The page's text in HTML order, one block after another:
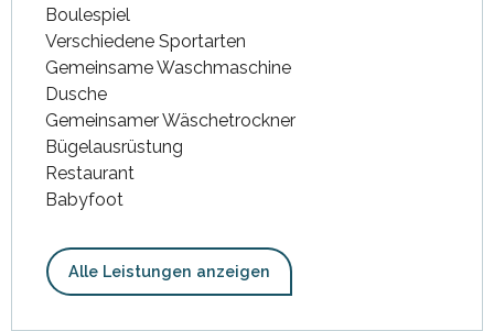
Boulespiel
Verschiedene Sportarten
Gemeinsame Waschmaschine
Dusche
Gemeinsamer Wäschetrockner
Bügelausrüstung
Restaurant
Babyfoot
Alle Leistungen anzeigen